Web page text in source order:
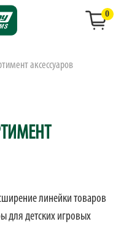
0
аксессуаров
линейки товаров
для детских игровых